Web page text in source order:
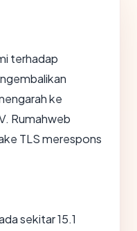
terhadap
ke
Rumahweb
TLS merespons
sekitar 15.1